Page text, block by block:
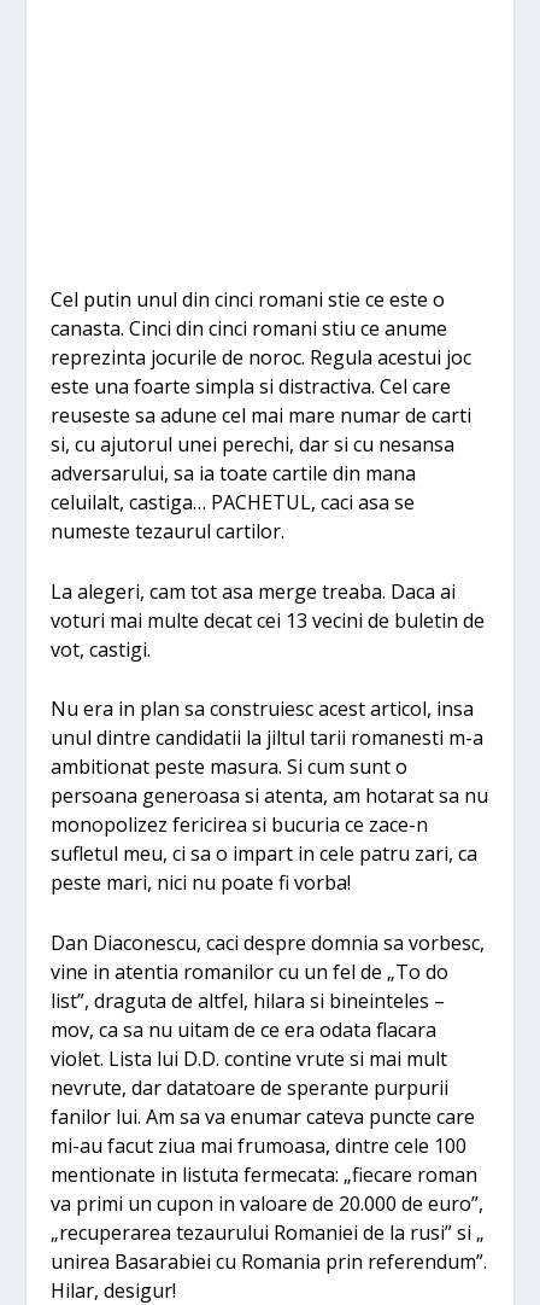
Cel putin unul din cinci romani stie ce este o
canasta. Cinci din cinci romani stiu ce anume
reprezinta jocurile de noroc. Regula acestui joc
este una foarte simpla si distractiva. Cel care
reuseste sa adune cel mai mare numar de carti
si, cu ajutorul unei perechi, dar si cu nesansa
adversarului, sa ia toate cartile din mana
celuilalt, castiga… PACHETUL, caci asa se
numeste tezaurul cartilor.
La alegeri, cam tot asa merge treaba. Daca ai
voturi mai multe decat cei 13 vecini de buletin de
vot, castigi.
Nu era in plan sa construiesc acest articol, insa
unul dintre candidatii la jiltul tarii romanesti m-a
ambitionat peste masura. Si cum sunt o
persoana generoasa si atenta, am hotarat sa nu
monopolizez fericirea si bucuria ce zace-n
sufletul meu, ci sa o impart in cele patru zari, ca
peste mari, nici nu poate fi vorba!
Dan Diaconescu, caci despre domnia sa vorbesc,
vine in atentia romanilor cu un fel de „To do
list”, draguta de altfel, hilara si bineinteles –
mov, ca sa nu uitam de ce era odata flacara
violet. Lista lui D.D. contine vrute si mai mult
nevrute, dar datatoare de sperante purpurii
fanilor lui. Am sa va enumar cateva puncte care
mi-au facut ziua mai frumoasa, dintre cele 100
mentionate in listuta fermecata: „fiecare roman
va primi un cupon in valoare de 20.000 de euro”,
„recuperarea tezaurului Romaniei de la rusi” si „
unirea Basarabiei cu Romania prin referendum”.
Hilar, desigur!